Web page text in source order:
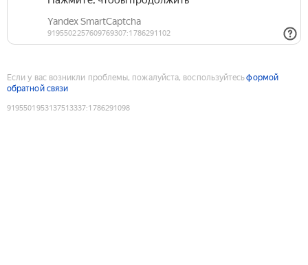
Если у вас возникли проблемы, пожалуйста, воспользуйтесьформой
обратной связи
9195501953137513337:1786291098